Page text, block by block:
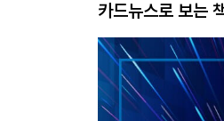
카드뉴스로 보는